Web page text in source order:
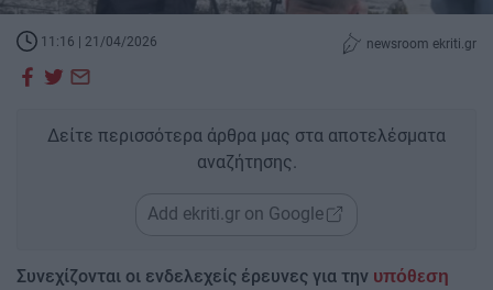
11:16 | 21/04/2026 newsroom ekriti.gr
Δείτε περισσότερα άρθρα μας στα αποτελέσματα
αναζήτησης.
Add ekriti.gr on Google
Συνεχίζονται οι ενδελεχείς έρευνες για την υπόθεση